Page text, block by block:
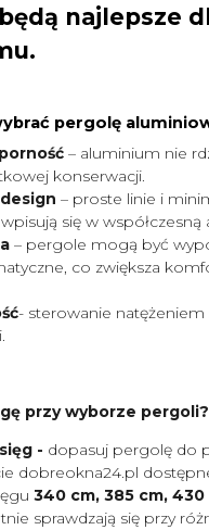
najlepsze
pergolę
– aluminium nie
konserwacji.
– proste linie i
się w współczesną
– pergole mogą być
co zwiększa
- sterowanie natężeniem
przy wyborze pergoli?
- dopasuj pergolę do
dobreokna24.pl
340 cm, 385 cm, 430
sprawdzają się przy